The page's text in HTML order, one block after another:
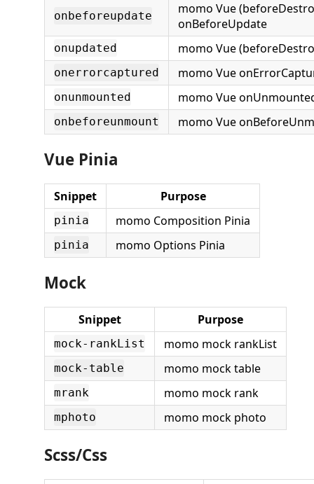
onbeforeupdate
momo Vue
onBeforeUpdate
onupdated momo Vue
onerrorcaptured momo Vue
onunmounted momo Vue
onbeforeunmount momo Vue
Vue Pinia
Snippet Purpose
pinia momo Composition Pinia
pinia momo Options Pinia
Mock
Snippet Purpose
mock-rankList momo mock rankList
mock-table momo mock table
mrank momo mock rank
mphoto momo mock photo
Scss/Css